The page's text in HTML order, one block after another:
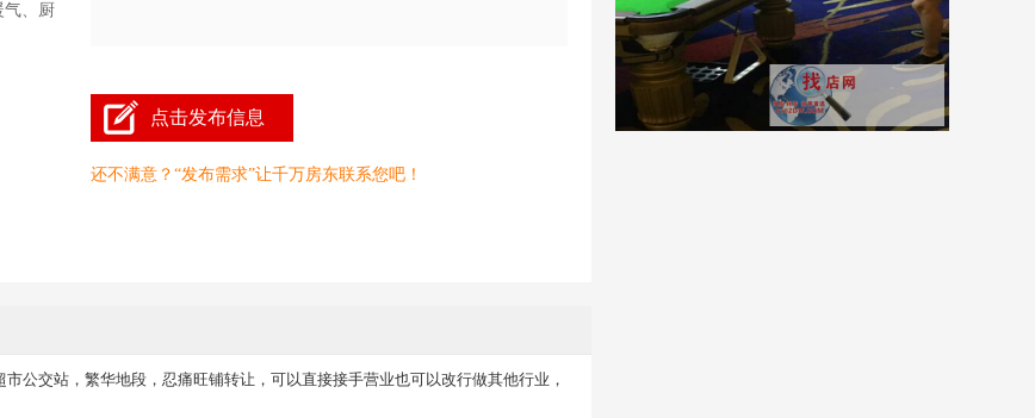
气、厨
点击发布信息
还不满意？“发布需求”让千万房东联系您吧！
公交站，繁华地段，忍痛旺铺转让，可以直接接手营业也可以改行做其他行业，